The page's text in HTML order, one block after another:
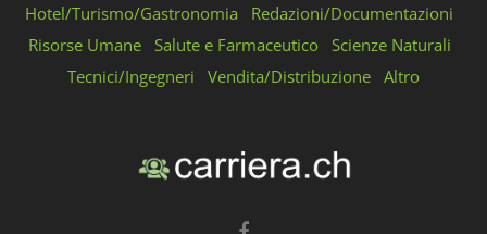
Hotel/Turismo/Gastronomia
Redazioni/Documentazioni
Risorse Umane
Salute e Farmaceutico
Scienze Naturali
Tecnici/Ingegneri
Vendita/Distribuzione Altro